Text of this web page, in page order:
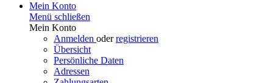
Mein Konto
Menü schließen
Mein Konto
Anmelden oderregistrieren
Übersicht
Persönliche Daten
Adressen